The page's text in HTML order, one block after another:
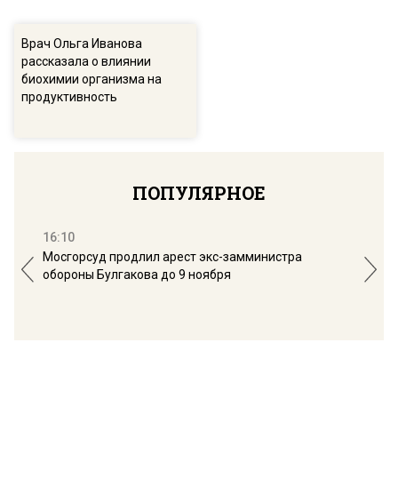
Врач Ольга Иванова
рассказала о влиянии
биохимии организма на
продуктивность
ПОПУЛЯРНОЕ
16:10
Мосгорсуд продлил арест экс-замминистра
обороны Булгакова до 9 ноября